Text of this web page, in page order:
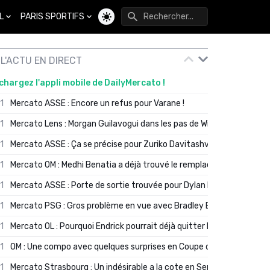
PARIS SPORTIFS
Changer de thème
L'ACTU EN DIRECT
l'appli mobile de DailyMercato !
Mercato ASSE : Encore un refus pour Varane !
Mercato Lens : Morgan Guilavogui dans les pas de Will Still ?
Mercato ASSE : Ça se précise pour Zuriko Davitashvili
Mercato OM : Medhi Benatia a déjà trouvé le remplaçant de Robinio
Mercato ASSE : Porte de sortie trouvée pour Dylan Batubinsika
Mercato PSG : Gros problème en vue avec Bradley Barcola ?
Mercato OL : Pourquoi Endrick pourrait déjà quitter Lyon en janvier
OM : Une compo avec quelques surprises en Coupe de France
Mercato Strasbourg : Un indésirable a la cote en Serie A